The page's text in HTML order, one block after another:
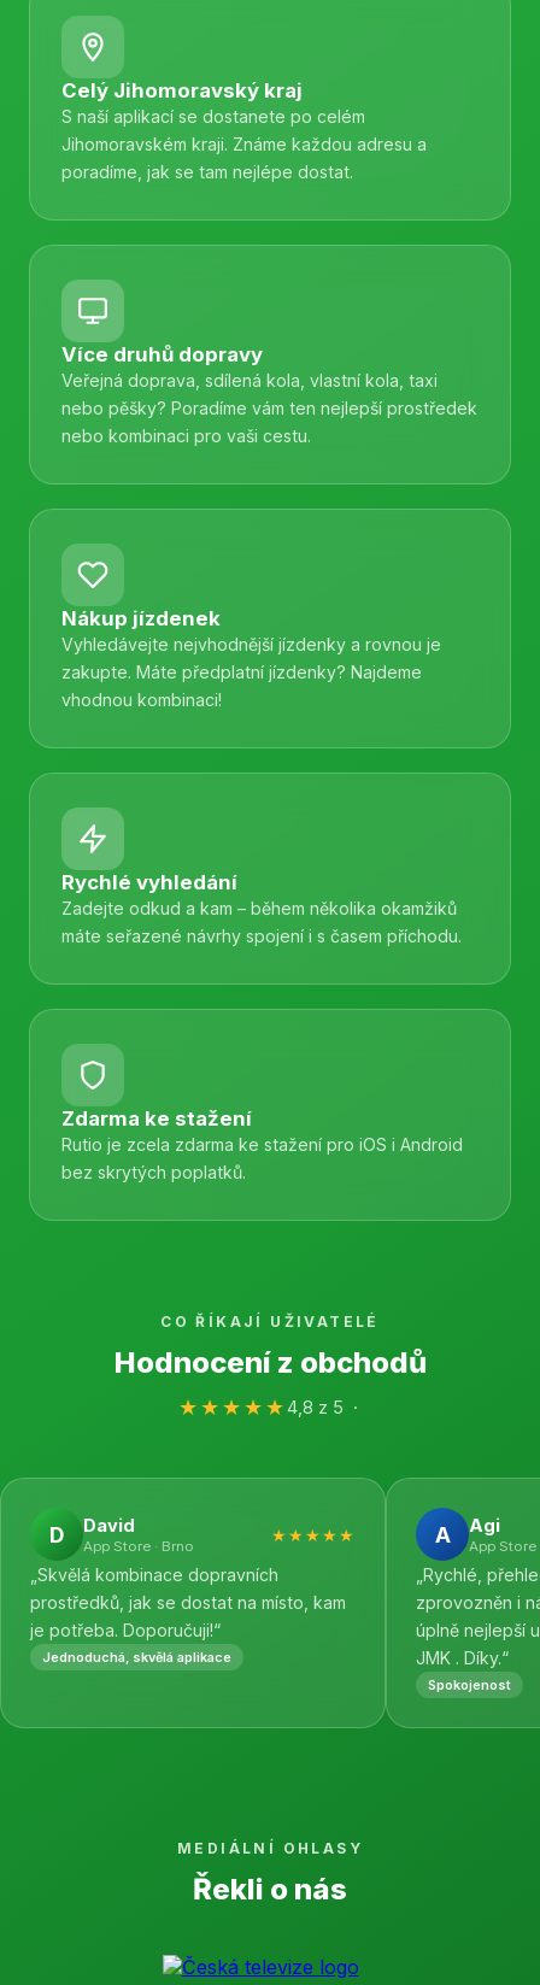
Celý Jihomoravský kraj
S naší aplikací se dostanete po celém
Jihomoravském kraji. Známe každou adresu a
poradíme, jak se tam nejlépe dostat.
Více druhů dopravy
Veřejná doprava, sdílená kola, vlastní kola, taxi
nebo pěšky? Poradíme vám ten nejlepší prostředek
nebo kombinaci pro vaši cestu.
Nákup jízdenek
Vyhledávejte nejvhodnější jízdenky a rovnou je
zakupte. Máte předplatní jízdenky? Najdeme
vhodnou kombinaci!
Rychlé vyhledání
Zadejte odkud a kam – během několika okamžiků
máte seřazené návrhy spojení i s časem příchodu.
Zdarma ke stažení
Rutio je zcela zdarma ke stažení pro iOS i Android
bez skrytých poplatků.
CO ŘÍKAJÍ UŽIVATELÉ
Hodnocení z obchodů
★★★★★4,8 z 5 ·
D David
App Store · Brno
★★★★★
„Skvělá kombinace dopravních
prostředků, jak se dostat na místo, kam
je potřeba. Doporučuji!“
Jednoduchá, skvělá aplikace
A Agi
App Store
„Rychlé,
zprovozněn i
úplně nejlepší
JMK . Díky.“
Spokojenost
MEDIÁLNÍ OHLASY
Řekli o nás